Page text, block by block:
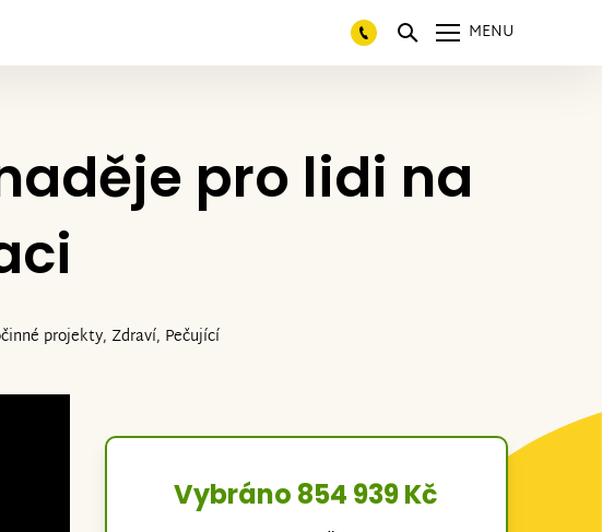
MENU
pro lidi na
projekty, Zdraví, Pečující
Vybráno 854 939 Kč